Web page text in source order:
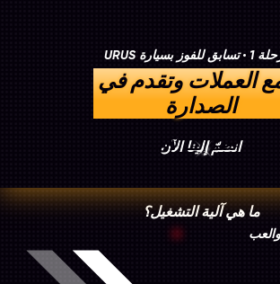
1 تسابق للفوز بسيارة URUS
العملات وتقدم في
الصدارة
انضمّ إلينا الآن
ما هي آلية التشغيل؟